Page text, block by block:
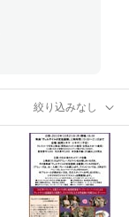
絞り込みなし